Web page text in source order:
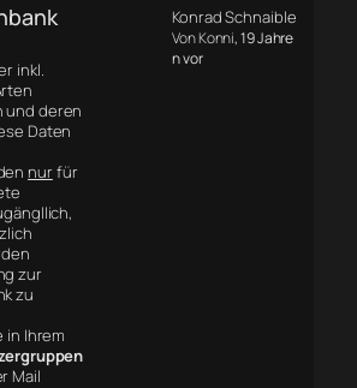
inkl.
deren
Daten
nurfür
zur
zu
in Ihrem
Mail
Konrad Schnaible
Von Konni, 19 Jahre
n vor